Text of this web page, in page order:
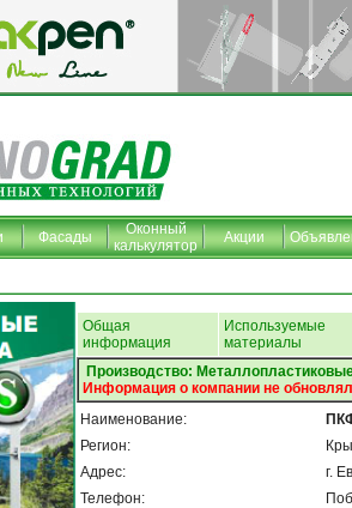
Фасады
Оконный
калькулятор
Акции
Общая
информация
Используемые
материалы
Производство:
Информация о компании не
Наименование:
Регион:
Адрес:
Телефон:
г.